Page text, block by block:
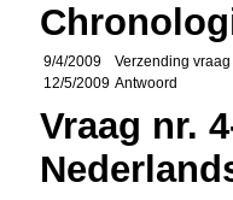
9/4/2009 Verzending
12/5/2009 Antwoord
Vraag nr.